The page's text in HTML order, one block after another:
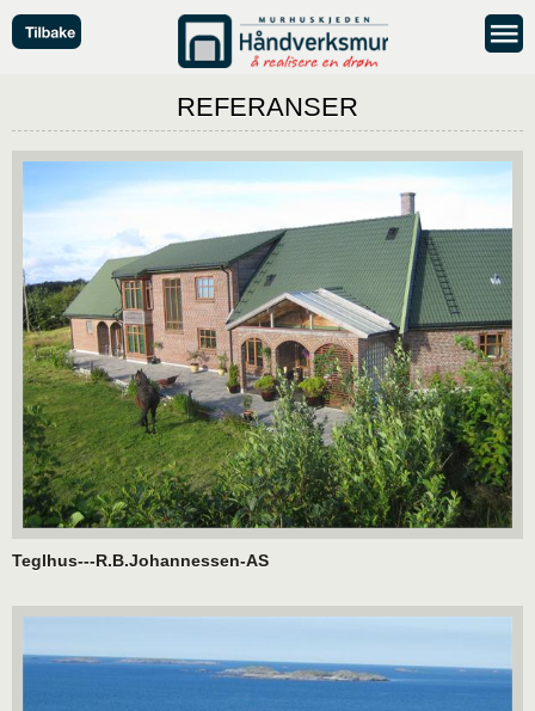
REFERANSER
Teglhus---R.B.Johannessen-AS